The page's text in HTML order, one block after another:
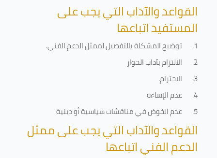
القواعد والآداب التي يجب على
المستفيد اتباعها
1. توضيح المشكلة بالتفصيل لممثل الدعم الفني.
2.
الالتزام بآداب الحوار
3.
الاحترام.
4.
عدم الإساءة
5.
عدم الخوض في مناقشات سياسية أو دينية
القواعد والآداب التي يجب على ممثل
الدعم الفني اتباعها